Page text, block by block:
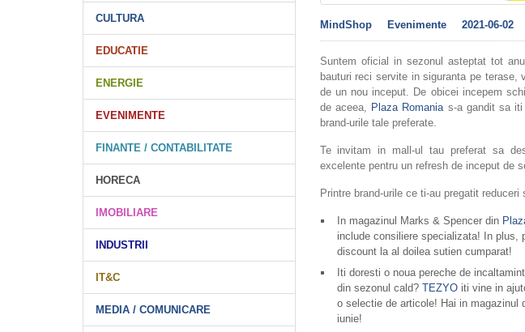
CULTURA
EDUCATIE
ENERGIE
EVENIMENTE
FINANTE / CONTABILITATE
HORECA
IMOBILIARE
INDUSTRII
IT&C
MEDIA / COMUNICARE
MindShop Evenimente 2021-06-02
Suntem oficial in sezonul asteptat tot
bauturi reci servite in siguranta pe
de un nou inceput. De obicei incepem
de aceea, Plaza Romania s-a gandit sa
brand-urile tale preferate.
Te invitam in mall-ul tau preferat sa
excelente pentru un refresh de inceput de
Printre brand-urile ce ti-au pregatit reduceri
In magazinul Marks & Spencer din
include consiliere specializata! In plus,
discount la al doilea sutien cumparat!
Iti doresti o noua pereche de
din sezonul cald? TEZYOiti vine in
o selectie de articole! Hai in magazinul
iunie!